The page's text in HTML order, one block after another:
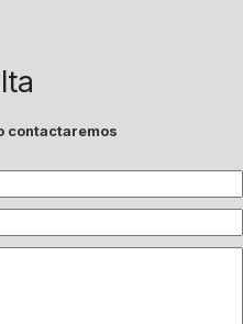
contactaremos